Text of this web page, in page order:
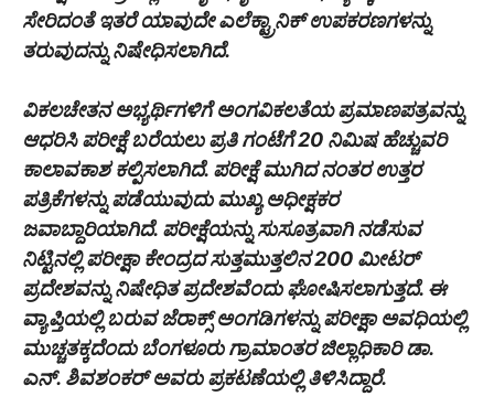
ಸೇರಿದಂತೆ ಇತರೆ ಯಾವುದೇ ಎಲೆಕ್ಟ್ರಾನಿಕ್ ಉಪಕರಣಗಳನ್ನು
ತರುವುದನ್ನು ನಿಷೇಧಿಸಲಾಗಿದೆ.
ವಿಕಲಚೇತನ ಅಭ್ಯರ್ಥಿಗಳಿಗೆ ಅಂಗವಿಕಲತೆಯ ಪ್ರಮಾಣಪತ್ರವನ್ನು
ಆಧರಿಸಿ ಪರೀಕ್ಷೆ ಬರೆಯಲು ಪ್ರತಿ ಗಂಟೆಗೆ 20 ನಿಮಿಷ ಹೆಚ್ಚುವರಿ
ಕಾಲಾವಕಾಶ ಕಲ್ಪಿಸಲಾಗಿದೆ. ಪರೀಕ್ಷೆ ಮುಗಿದ ನಂತರ ಉತ್ತರ
ಪತ್ರಿಕೆಗಳನ್ನು ಪಡೆಯುವುದು ಮುಖ್ಯ ಅಧೀಕ್ಷಕರ
ಜವಾಬ್ದಾರಿಯಾಗಿದೆ. ಪರೀಕ್ಷೆಯನ್ನು ಸುಸೂತ್ರವಾಗಿ ನಡೆಸುವ
ನಿಟ್ಟಿನಲ್ಲಿ ಪರೀಕ್ಷಾ ಕೇಂದ್ರದ ಸುತ್ತಮುತ್ತಲಿನ 200 ಮೀಟರ್
ಪ್ರದೇಶವನ್ನು ನಿಷೇಧಿತ ಪ್ರದೇಶವೆಂದು ಘೋಷಿಸಲಾಗುತ್ತದೆ. ಈ
ವ್ಯಾಪ್ತಿಯಲ್ಲಿ ಬರುವ ಜೆರಾಕ್ಸ್ ಅಂಗಡಿಗಳನ್ನು ಪರೀಕ್ಷಾ ಅವಧಿಯಲ್ಲಿ
ಮುಚ್ಚತಕ್ಕದೆಂದು ಬೆಂಗಳೂರು ಗ್ರಾಮಾಂತರ ಜಿಲ್ಲಾಧಿಕಾರಿ ಡಾ.
ಎನ್. ಶಿವಶಂಕರ್ ಅವರು ಪ್ರಕಟಣೆಯಲ್ಲಿ ತಿಳಿಸಿದ್ದಾರೆ.